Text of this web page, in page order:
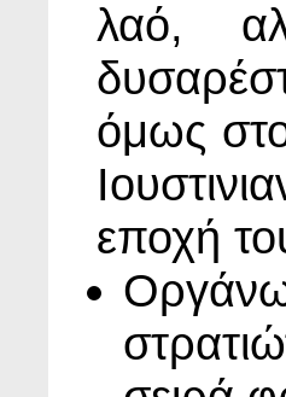
λαό,
όμως
εποχή